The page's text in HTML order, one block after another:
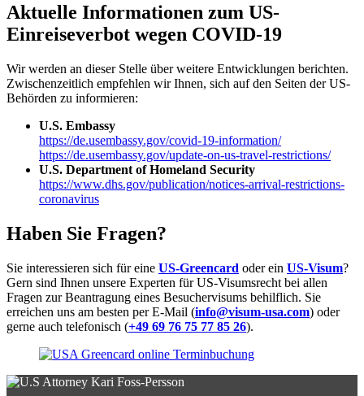
Aktuelle Informationen zum US-
Einreiseverbot wegen COVID-19
Wir werden an dieser Stelle über weitere Entwicklungen berichten.
Zwischenzeitlich empfehlen wir Ihnen, sich auf den Seiten der US-
Behörden zu informieren:
U.S. Embassy
https://de.usembassy.gov/covid-19-information/
https://de.usembassy.gov/update-on-us-travel-restrictions/
U.S. Department of Homeland Security
https://www.dhs.gov/publication/notices-arrival-restrictions-
coronavirus
Haben Sie Fragen?
Sie interessieren sich für eine US-Greencard oder ein US-Visum?
Gern sind Ihnen unsere Experten für US-Visumsrecht bei allen
Fragen zur Beantragung eines Besuchervisums behilflich. Sie
erreichen uns am besten per E-Mail (info@visum-usa.com) oder
gerne auch telefonisch (+49 69 76 75 77 85 26).